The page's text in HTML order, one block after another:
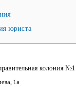
юриста
колония
1а